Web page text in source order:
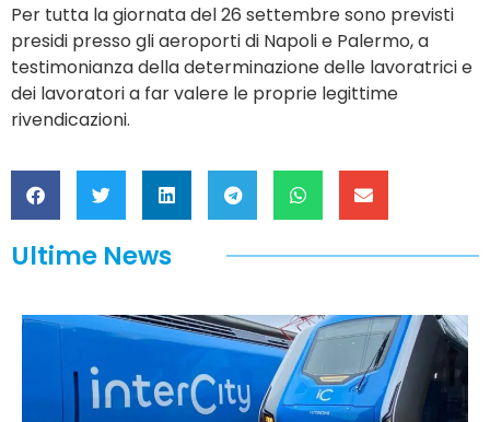
Per tutta la giornata del 26 settembre sono previsti
presidi presso gli aeroporti di Napoli e Palermo, a
testimonianza della determinazione delle lavoratrici e
dei lavoratori a far valere le proprie legittime
rivendicazioni.
Ultime News